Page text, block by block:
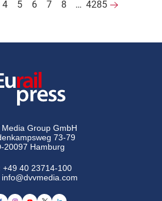
4 5 6 7 8 … 4285
Media Group GmbH
73-79
20097 Hamburg
+49 40 23714-100
info@dvvmedia.com